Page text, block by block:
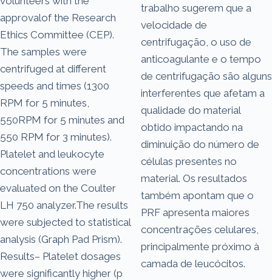
approvalof the Research
Ethics Committee (CEP).
The samples were
centrifuged at different
speeds and times (1300
RPM for 5 minutes,
550RPM for 5 minutes and
550 RPM for 3 minutes).
Platelet and leukocyte
concentrations were
evaluated on the Coulter
LH 750 analyzer.The results
were subjected to statistical
analysis (Graph Pad Prism).
Results– Platelet dosages
were significantly higher (p
trabalho sugerem que a
velocidade de
centrifugação, o uso de
anticoagulante e o tempo
de centrifugação são alguns
interferentes que afetam a
qualidade do material
obtido impactando na
diminuição do número de
células presentes no
material. Os resultados
também apontam que o
PRF apresenta maiores
concentrações celulares,
principalmente próximo à
camada de leucócitos.